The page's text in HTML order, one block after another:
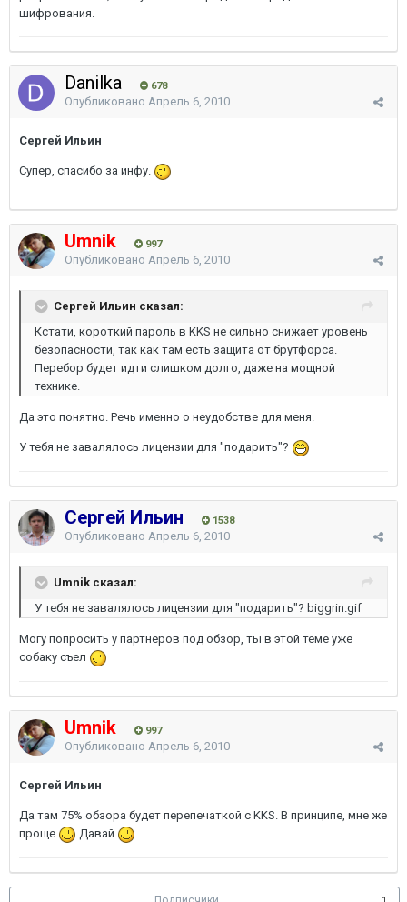
шифрования.
Danilka 678
Опубликовано Апрель 6, 2010
Сергей Ильин
Супер, спасибо за инфу.
Umnik 997
Опубликовано Апрель 6, 2010
Сергей Ильин сказал:
Кстати, короткий пароль в KKS не сильно снижает уровень
безопасности, так как там есть защита от брутфорса.
Перебор будет идти слишком долго, даже на мощной
технике.
Да это понятно. Речь именно о неудобстве для меня.
У тебя не завалялось лицензии для "подарить"?
Сергей Ильин 1538
Опубликовано Апрель 6, 2010
Umnik сказал:
У тебя не завалялось лицензии для "подарить"? biggrin.gif
Могу попросить у партнеров под обзор, ты в этой теме уже
собаку съел
Umnik 997
Опубликовано Апрель 6, 2010
Сергей Ильин
Да там 75% обзора будет перепечаткой с KKS. В принципе, мне же
проще
Давай